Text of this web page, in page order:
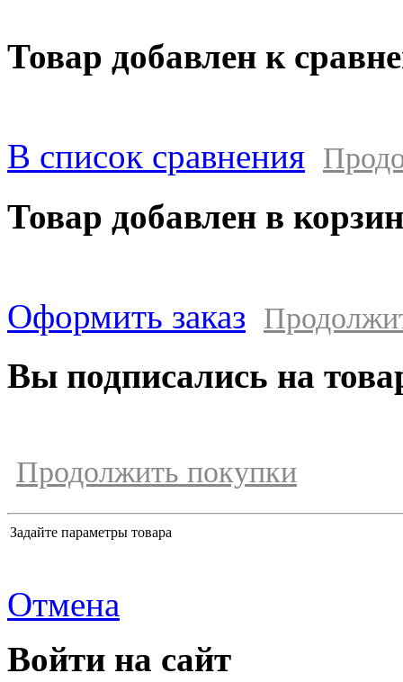
Товар добавлен к
В список сравнения
Товар добавлен в
Оформить заказ
Вы подписались на
Продолжить покупки
Задайте параметры товара
Отмена
Войти на сайт